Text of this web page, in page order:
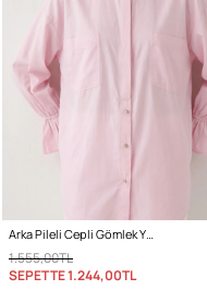
Arka Pileli Cepli Gömlek Y0147 - AÇIK PEMBE
1.555,00TL
SEPETTE1.244,00TL